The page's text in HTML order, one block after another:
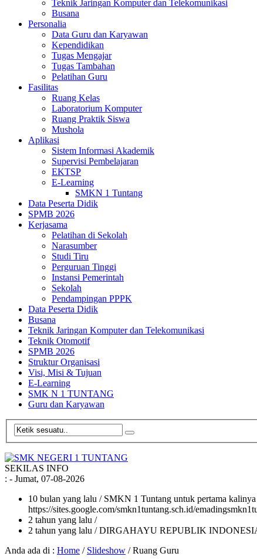
Teknik Jaringan Komputer dan Telekomunikasi
Busana
Personalia
Data Guru dan Karyawan
Kependidikan
Tugas Mengajar
Tugas Tambahan
Pelatihan Guru
Fasilitas
Ruang Kelas
Laboratorium Komputer
Ruang Praktik Siswa
Mushola
Aplikasi
Sistem Informasi Akademik
Supervisi Pembelajaran
EKTSP
E-Learning
SMKN 1 Tuntang
Data Peserta Didik
SPMB 2026
Kerjasama
Pelatihan di Sekolah
Narasumber
Studi Tiru
Perguruan Tinggi
Instansi Pemerintah
Sekolah
Pendampingan PPPK
Data Peserta Didik
Busana
Teknik Jaringan Komputer dan Telekomunikasi
Teknik Otomotif
SPMB 2026
Struktur Organisasi
Visi, Misi & Tujuan
E-Learning
SMK N 1 TUNTANG
Guru dan Karyawan
SEKILAS INFO
: - Jumat, 07-08-2026
10 bulan yang lalu / SMKN 1 Tuntang untuk pertama
https://sites.google.com/smkn1tuntang.sch.id/
2 tahun yang lalu /
2 tahun yang lalu / DIRGAHAYU REPUBLIK
Anda ada di : Home / Slideshow /Ruang Guru